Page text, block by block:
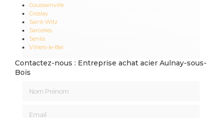
Goussainville
Groslay
Saint-Witz
Sarcelles
Senlis
Villiers-le-Bel
Contactez-nous : Entreprise achat acier Aulnay-sous-
Bois